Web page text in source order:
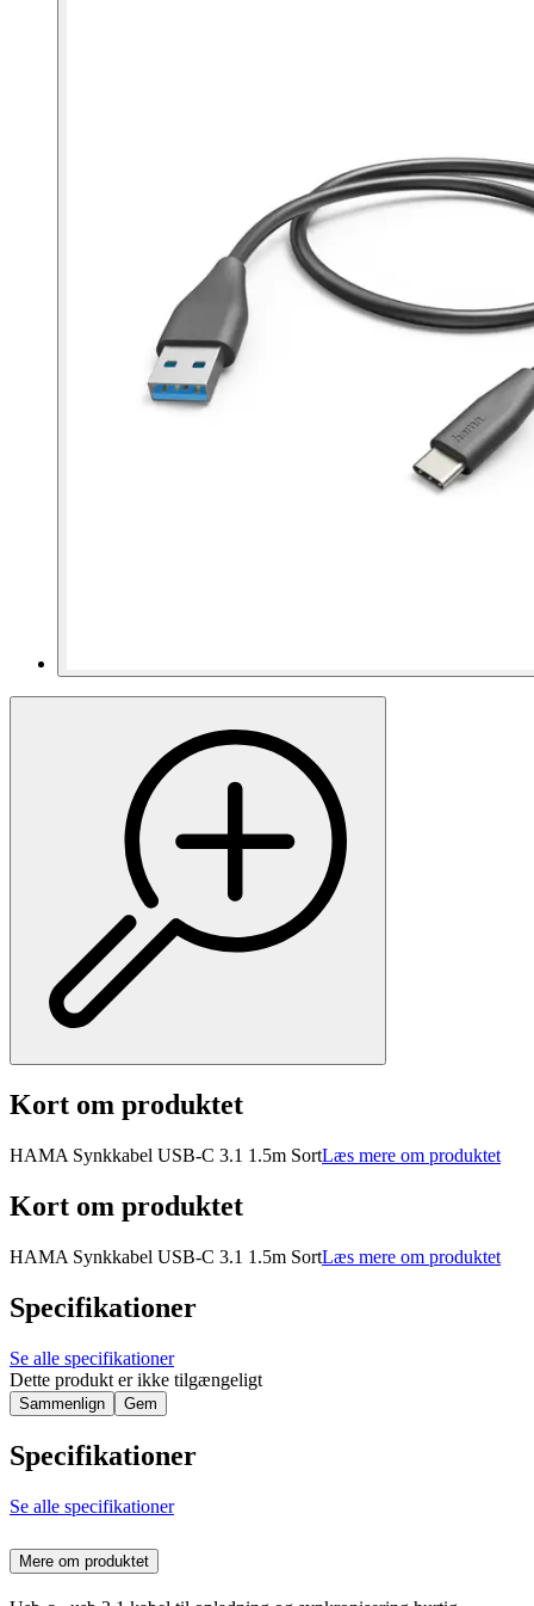
Kort om produktet
HAMA Synkkabel USB-C 3.1 1.5m SortLæs mere om produktet
Kort om produktet
HAMA Synkkabel USB-C 3.1 1.5m SortLæs mere om produktet
Specifikationer
Se alle specifikationer
Dette produkt er ikke tilgængeligt
Sammenlign Gem
Specifikationer
Se alle specifikationer
Mere om produktet